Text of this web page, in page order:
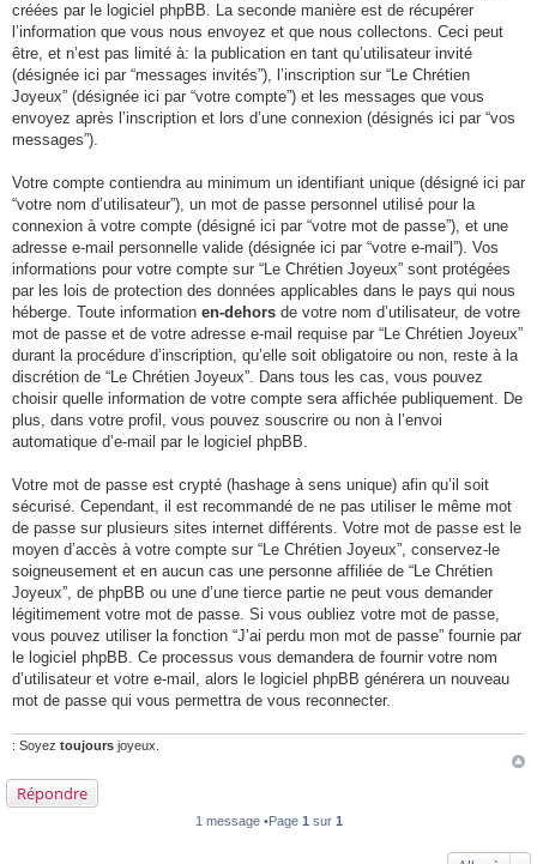
créées par le logiciel phpBB. La seconde manière est de récupérer
l’information que vous nous envoyez et que nous collectons. Ceci peut
être, et n’est pas limité à: la publication en tant qu’utilisateur invité
(désignée ici par “messages invités”), l’inscription sur “Le Chrétien
Joyeux” (désignée ici par “votre compte”) et les messages que vous
envoyez après l’inscription et lors d’une connexion (désignés ici par “vos
messages”).
Votre compte contiendra au minimum un identifiant unique (désigné ici par
“votre nom d’utilisateur”), un mot de passe personnel utilisé pour la
connexion à votre compte (désigné ici par “votre mot de passe”), et une
adresse e-mail personnelle valide (désignée ici par “votre e-mail”). Vos
informations pour votre compte sur “Le Chrétien Joyeux” sont protégées
par les lois de protection des données applicables dans le pays qui nous
héberge. Toute information en-dehors de votre nom d’utilisateur, de votre
mot de passe et de votre adresse e-mail requise par “Le Chrétien Joyeux”
durant la procédure d’inscription, qu’elle soit obligatoire ou non, reste à la
discrétion de “Le Chrétien Joyeux”. Dans tous les cas, vous pouvez
choisir quelle information de votre compte sera affichée publiquement. De
plus, dans votre profil, vous pouvez souscrire ou non à l’envoi
automatique d’e-mail par le logiciel phpBB.
Votre mot de passe est crypté (hashage à sens unique) afin qu’il soit
sécurisé. Cependant, il est recommandé de ne pas utiliser le même mot
de passe sur plusieurs sites internet différents. Votre mot de passe est le
moyen d’accès à votre compte sur “Le Chrétien Joyeux”, conservez-le
soigneusement et en aucun cas une personne affiliée de “Le Chrétien
Joyeux”, de phpBB ou une d’une tierce partie ne peut vous demander
légitimement votre mot de passe. Si vous oubliez votre mot de passe,
vous pouvez utiliser la fonction “J’ai perdu mon mot de passe” fournie par
le logiciel phpBB. Ce processus vous demandera de fournir votre nom
d’utilisateur et votre e-mail, alors le logiciel phpBB générera un nouveau
mot de passe qui vous permettra de vous reconnecter.
: Soyez toujours joyeux.
Répondre
1 message •Page 1 sur 1